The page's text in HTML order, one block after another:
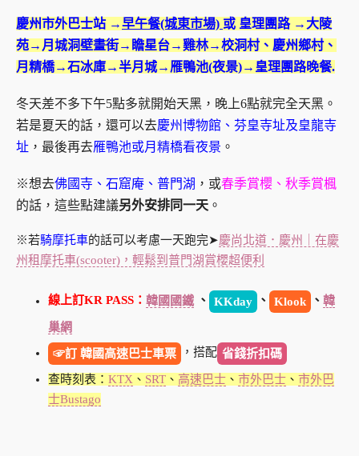
慶州市外巴士站 →早午餐(城東市場) 或 皇理團路 →大陵
苑→月城洞壁畫街→瞻星台→雞林→校洞村、慶州鄉村、
月精橋→石冰庫→半月城→雁鴨池(夜景)→皇理團路晚餐.
冬天差不多下午5點多就開始天黑，晚上6點就完全天黑。
若是夏天的話，還可以去慶州博物館、芬皇寺址及皇龍寺
址 ，最後再去雁鴨池或月精橋看夜景 。
※想去佛國寺、石窟庵、普門湖 ，或春季賞櫻、秋季賞楓
的話，這些點建議另外安排同一天 。
※若騎摩托車的話可以考慮一天跑完➤慶尚北道．慶州｜在慶
州租摩托車(scooter)，輕鬆到普門湖賞櫻超便利
線上訂KR PASS： 韓國國鐵 、 KKday 、 Klook 、 韓
巢網
☞訂 韓國高速巴士車票 ，搭配 省錢折扣碼
查時刻表： KTX 、 SRT 、 高速巴士 、 市外巴士 、 市外巴
士Bustago